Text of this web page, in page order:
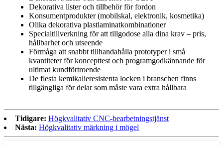
Dekorativa lister och tillbehör för fordon
Konsumentprodukter (mobilskal, elektronik, kosmetika)
Olika dekorativa plastlaminatkombinationer
Specialtillverkning för att tillgodose alla dina krav – pris,
hållbarhet och utseende
Förmåga att snabbt tillhandahålla prototyper i små
kvantiteter för koncepttest och programgodkännande för
ultimat kundförtroende
De flesta kemikalieresistenta locken i branschen finns
tillgängliga för delar som måste vara extra hållbara
Tidigare: Högkvalitativ CNC-bearbetningstjänst
Nästa: Högkvalitativ märkning i mögel